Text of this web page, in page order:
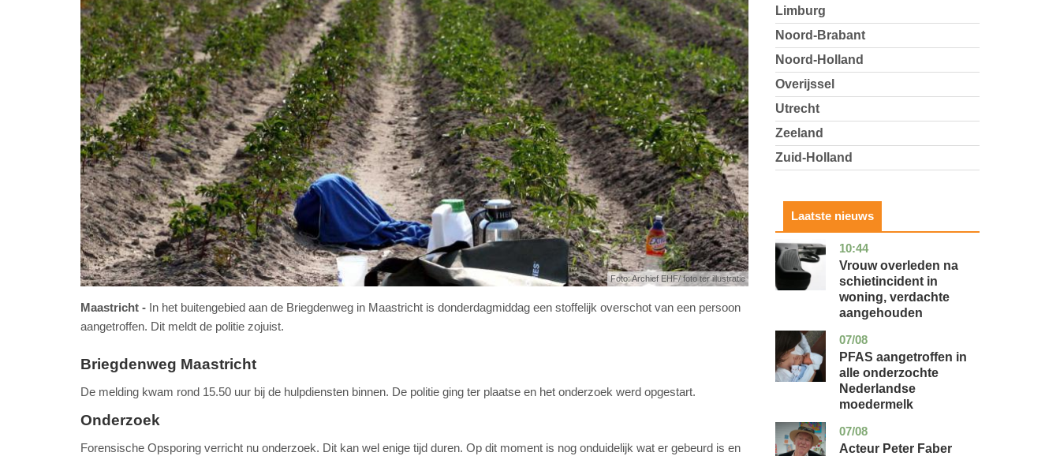
Foto: Archief EHF/ foto ter illustratie
Maastricht
In het buitengebied aan de Briegdenweg in Maastricht is donderdagmiddag een stoffelijk overschot van een persoon
aangetroffen. Dit meldt de politie zojuist.
Briegdenweg Maastricht
De melding kwam rond 15.50 uur bij de hulpdiensten binnen. De politie ging ter plaatse en het onderzoek werd opgestart.
Onderzoek
Forensische Opsporing verricht nu onderzoek. Dit kan wel enige tijd duren. Op dit moment is nog onduidelijk wat er gebeurd is en
Limburg
Noord-Brabant
Noord-Holland
Overijssel
Utrecht
Zeeland
Zuid-Holland
Laatste nieuws
10:44
zuid-
holland
nieuws
Vrouw overleden na
schietincident in
woning, verdachte
aangehouden
07/08
utrecht
gezondheid
PFAS aangetroffen in
alle onderzochte
Nederlandse
moedermelk
07/08
noord-
holland
glossy
Acteur Peter Faber